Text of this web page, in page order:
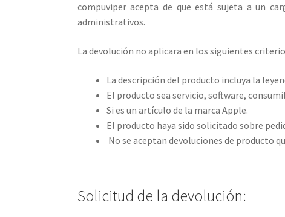
compuviper acepta de que está sujeta a un
administrativos.
La devolución no aplicara en los siguientes
La descripción del producto incluya la
El producto sea servicio, software,
Si es un artículo de la marca Apple.
El producto haya sido solicitado sobre
No se aceptan devoluciones de producto
Solicitud de la devolución: